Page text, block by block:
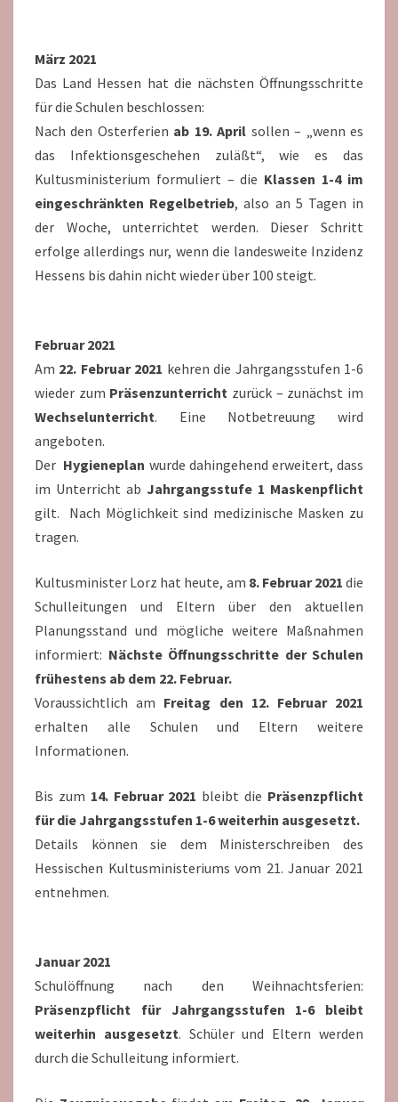
März 2021
Das Land Hessen hat die nächsten Öffnungsschritte
für die Schulen beschlossen:
Nach den Osterferien ab 19. April sollen – „wenn es
das Infektionsgeschehen zuläßt“, wie es das
Kultusministerium formuliert – die Klassen 1-4 im
eingeschränkten Regelbetrieb, also an 5 Tagen in
der Woche, unterrichtet werden. Dieser Schritt
erfolge allerdings nur, wenn die landesweite Inzidenz
Hessens bis dahin nicht wieder über 100 steigt.
Februar 2021
Am 22. Februar 2021 kehren die Jahrgangsstufen 1-6
wieder zum Präsenzunterricht zurück – zunächst im
Wechselunterricht. Eine Notbetreuung wird
angeboten.
Der Hygieneplan wurde dahingehend erweitert, dass
im Unterricht ab Jahrgangsstufe 1 Maskenpflicht
gilt. Nach Möglichkeit sind medizinische Masken zu
tragen.
Kultusminister Lorz hat heute, am 8. Februar 2021 die
Schulleitungen und Eltern über den aktuellen
Planungsstand und mögliche weitere Maßnahmen
informiert: Nächste Öffnungsschritte der Schulen
frühestens ab dem 22. Februar.
Voraussichtlich am Freitag den 12. Februar 2021
erhalten alle Schulen und Eltern weitere
Informationen.
Bis zum 14. Februar 2021 bleibt die Präsenzpflicht
für die Jahrgangsstufen 1-6 weiterhin ausgesetzt.
Details können sie dem Ministerschreiben des
Hessischen Kultusministeriums vom 21. Januar 2021
entnehmen.
Januar 2021
Schulöffnung nach den Weihnachtsferien:
Präsenzpflicht für Jahrgangsstufen 1-6 bleibt
weiterhin ausgesetzt. Schüler und Eltern werden
durch die Schulleitung informiert.